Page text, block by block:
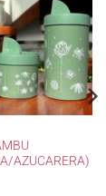
AZUCARERA)